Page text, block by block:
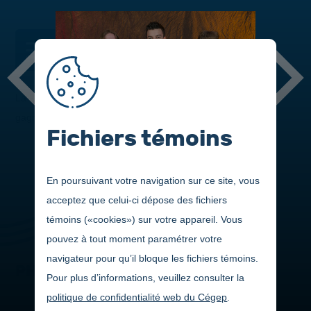
La 20
édition du Gala de la réussite présente les nominés et
PHOTOS
Fichiers témoins
En poursuivant votre navigation sur ce site, vous
acceptez que celui-ci dépose des fichiers
témoins («cookies») sur votre appareil. Vous
pouvez à tout moment paramétrer votre
navigateur pour qu’il bloque les fichiers témoins.
Pour plus d’informations, veuillez consulter la
politique de confidentialité web du Cégep